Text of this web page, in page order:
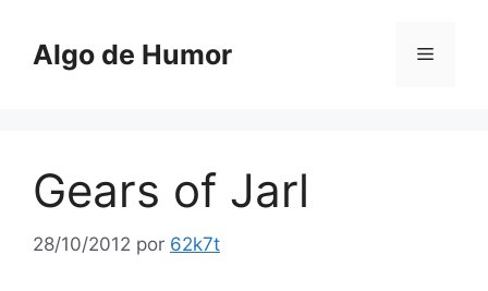
contenido
Algo de Humor Menú
Gears of Jarl
28/10/2012 por 62k7t